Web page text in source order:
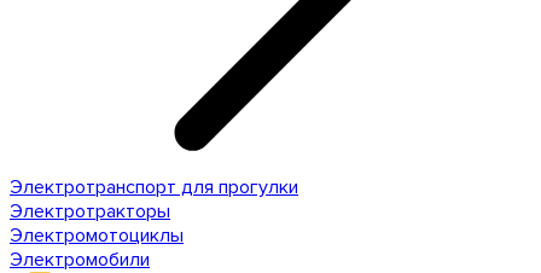
Электротранспорт для прогулки
Электротракторы
Электромотоциклы
Электромобили